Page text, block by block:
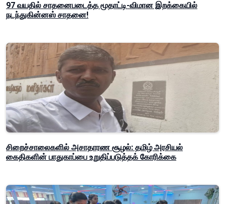
97 வயதில் சாதனைபடைத்த மூதாட்டி-விமான இறக்கையில்
நடந்துகின்னஸ் சாதனை!
சிறைச்சாலைகளில் அசாதாரண சூழல்: தமிழ் அரசியல்
கைதிகளின் பாதுகாப்பை உறுதிப்படுத்தக் கோரிக்கை